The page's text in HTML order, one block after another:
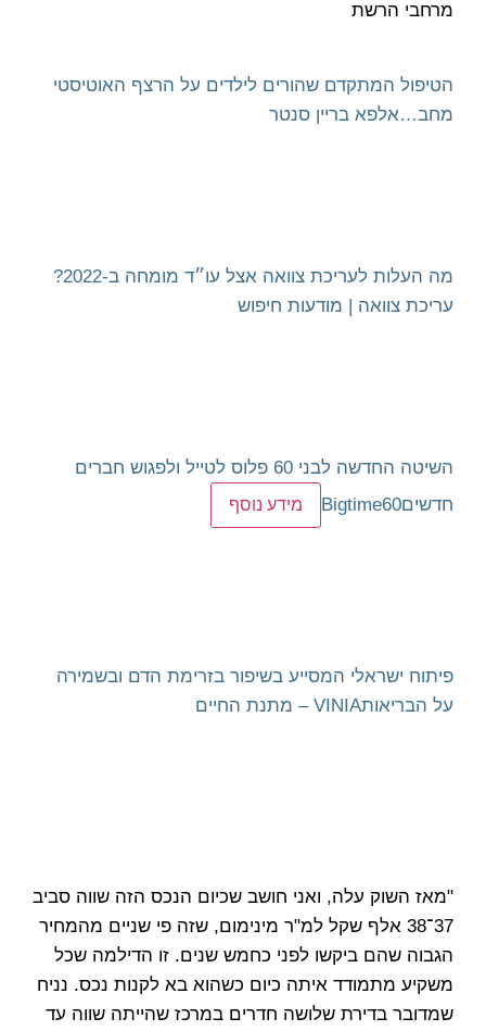
מרחבי הרשת
הטיפול המתקדם שהורים לילדים על הרצף האוטיסטי
מחב…אלפא בריין סנטר
מה העלות לעריכת צוואה אצל עו״ד מומחה ב-2022?
עריכת צוואה | מודעות חיפוש
השיטה החדשה לבני 60 פלוס לטייל ולפגוש חברים
חדשיםBigtime60 מידע נוסף
פיתוח ישראלי המסייע בשיפור בזרימת הדם ובשמירה
על הבריאותVINIA – מתנת החיים
"מאז השוק עלה, ואני חושב שכיום הנכס הזה שווה סביב
37־38 אלף שקל למ"ר מינימום, שזה פי שניים מהמחיר
הגבוה שהם ביקשו לפני כחמש שנים. זו הדילמה שכל
משקיע מתמודד איתה כיום כשהוא בא לקנות נכס. נניח
שמדובר בדירת שלושה חדרים במרכז שהייתה שווה עד